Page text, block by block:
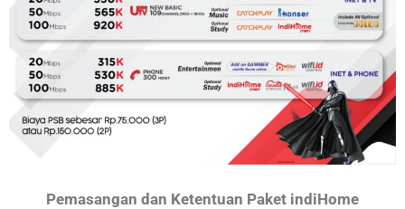
Pemasangan dan Ketentuan Paket indiHome